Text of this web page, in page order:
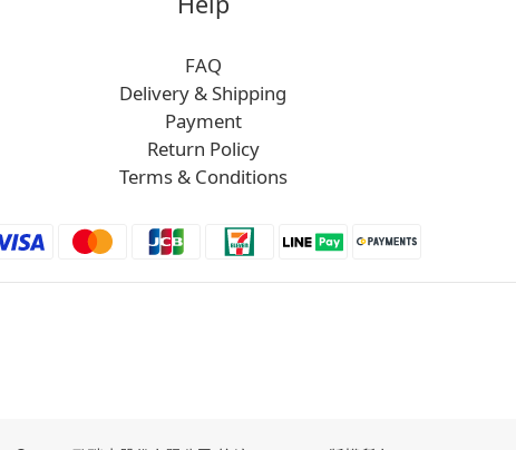
FAQ
Delivery & Shipping
Payment
Return Policy
Terms & Conditions